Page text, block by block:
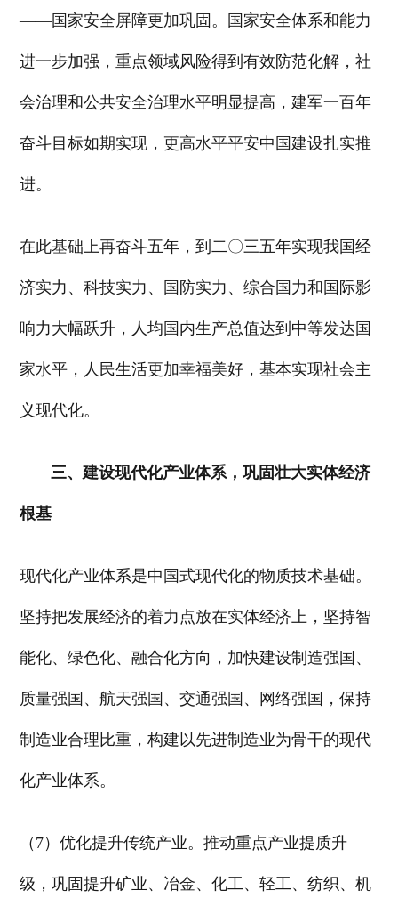
——国家安全屏障更加巩固。国家安全体系和能力
进一步加强，重点领域风险得到有效防范化解，社
会治理和公共安全治理水平明显提高，建军一百年
奋斗目标如期实现，更高水平平安中国建设扎实推
进。
在此基础上再奋斗五年，到二〇三五年实现我国经
济实力、科技实力、国防实力、综合国力和国际影
响力大幅跃升，人均国内生产总值达到中等发达国
家水平，人民生活更加幸福美好，基本实现社会主
义现代化。
三、建设现代化产业体系，巩固壮大实体经济
根基
现代化产业体系是中国式现代化的物质技术基础。
坚持把发展经济的着力点放在实体经济上，坚持智
能化、绿色化、融合化方向，加快建设制造强国、
质量强国、航天强国、交通强国、网络强国，保持
制造业合理比重，构建以先进制造业为骨干的现代
化产业体系。
（7）优化提升传统产业。推动重点产业提质升
级，巩固提升矿业、冶金、化工、轻工、纺织、机